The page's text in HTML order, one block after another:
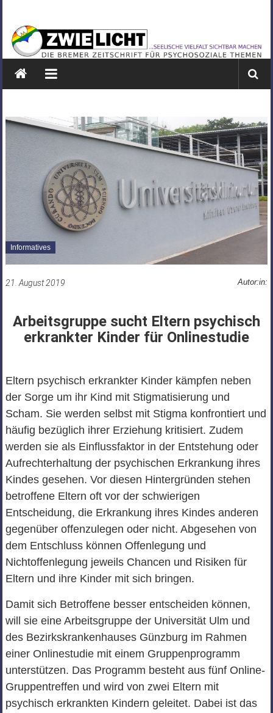
springen
ZWIELICHT
BREMEN
DIE
PSYCHOSOZIALE
THEMEN
Informatives
21. August 2019 Autor:in:
Arbeitsgruppe sucht Eltern psychisch
erkrankter Kinder für Onlinestudie
Eltern psychisch erkrankter Kinder kämpfen neben
der Sorge um ihr Kind mit Stigmatisierung und
Scham. Sie werden selbst mit Stigma konfrontiert und
häufig bezüglich ihrer Erziehung kritisiert. Zudem
werden sie als Einflussfaktor in der Entstehung oder
Aufrechterhaltung der psychischen Erkrankung ihres
Kindes gesehen. Vor diesen Hintergründen stehen
betroffene Eltern oft vor der schwierigen
Entscheidung, die Erkrankung ihres Kindes anderen
gegenüber offenzulegen oder nicht. Abgesehen von
dem Entschluss können Offenlegung und
Nichtoffenlegung jeweils Chancen und Risiken für
Eltern und ihre Kinder mit sich bringen.
Damit sich Betroffene besser entscheiden können,
will sie eine Arbeitsgruppe der Universität Ulm und
des Bezirkskrankenhauses Günzburg im Rahmen
einer Onlinestudie mit einem Gruppenprogramm
unterstützen. Das Programm besteht aus fünf Online-
Gruppentreffen und wird von zwei Eltern mit
psychisch erkrankten Kindern geleitet. Dabei ist das